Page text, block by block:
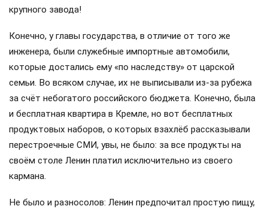
крупного завода!
Конечно, у главы государства, в отличие от того же
инженера, были служебные импортные автомобили,
которые достались ему «по наследству» от царской
семьи. Во всяком случае, их не выписывали из-за рубежа
за счёт небогатого российского бюджета. Конечно, была
и бесплатная квартира в Кремле, но вот бесплатных
продуктовых наборов, о которых взахлёб рассказывали
перестроечные СМИ, увы, не было: за все продукты на
своём столе Ленин платил исключительно из своего
кармана.
Не было и разносолов: Ленин предпочитал простую пищу,